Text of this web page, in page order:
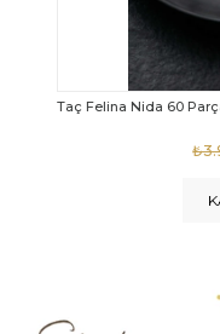
Taç Calista Tivoli 72